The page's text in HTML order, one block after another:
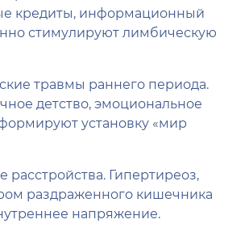
кредиты, информационный
стимулируют лимбическую
травмы раннего периода.
детство, эмоциональное
установку «мир
расстройства. Гипертиреоз,
раздраженного кишечника
напряжение.